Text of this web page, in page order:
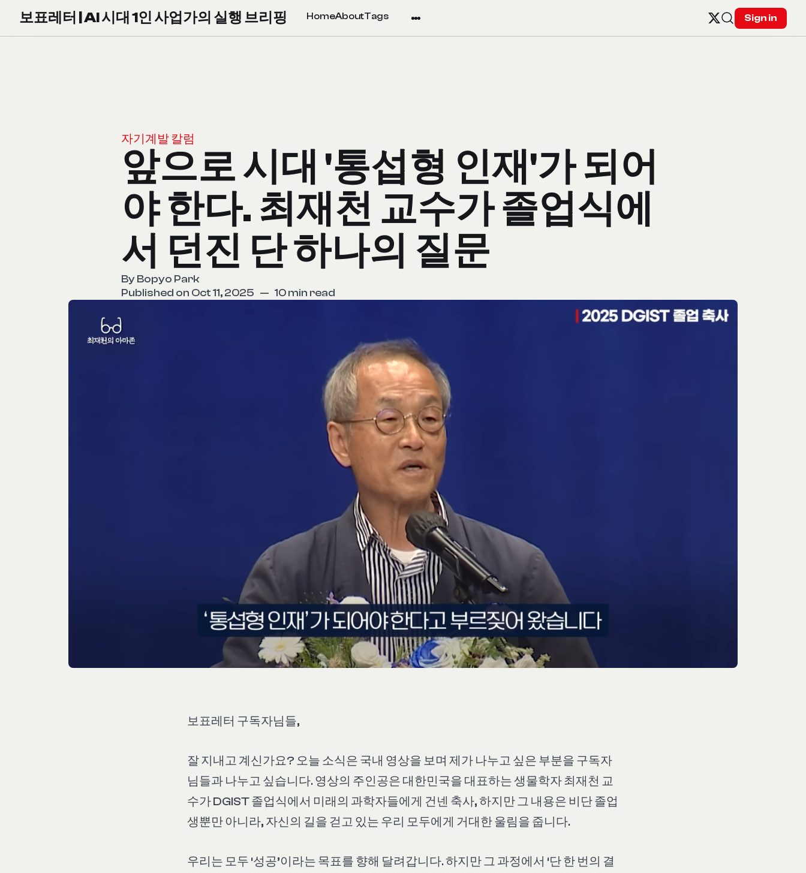
보표레터 | AI 시대 1인 사업가의 실행 브리핑 HomeAboutTags Sign in
자기계발 칼럼
앞으로 시대 '통섭형 인재'가 되어
야 한다. 최재천 교수가 졸업식에
서 던진 단 하나의 질문
ByBopyo Park
Published on Oct 11, 2025 — 10 min read
보표레터 구독자님들,
잘 지내고 계신가요? 오늘 소식은 국내 영상을 보며 제가 나누고 싶은 부분을 구독자
님들과 나누고 싶습니다. 영상의 주인공은 대한민국을 대표하는 생물학자 최재천 교
수가 DGIST 졸업식에서 미래의 과학자들에게 건넨 축사, 하지만 그 내용은 비단 졸업
생뿐만 아니라, 자신의 길을 걷고 있는 우리 모두에게 거대한 울림을 줍니다.
우리는 모두 ‘성공’이라는 목표를 향해 달려갑니다. 하지만 그 과정에서 ‘단 한 번의 결